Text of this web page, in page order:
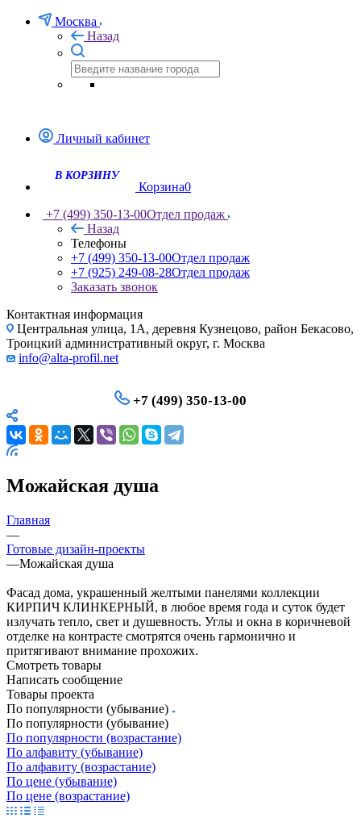
Москва
Назад
Личный кабинет
В КОРЗИНУ
Корзина0
+7 (499) 350-13-00Отдел продаж
Назад
Телефоны
+7 (499) 350-13-00Отдел продаж
+7 (925) 249-08-28Отдел продаж
Заказать звонок
Контактная информация
Центральная улица, 1А, деревня Кузнецово, район Бекасово,
Троицкий административный округ, г. Москва
info@alta-profil.net
+7 (499) 350-13-00
Можайская душа
Главная
—
Готовые дизайн-проекты
—Можайская душа
Фасад дома, украшенный желтыми панелями коллекции
КИРПИЧ КЛИНКЕРНЫЙ, в любое время года и суток будет
излучать тепло, свет и душевность. Углы и окна в коричневой
отделке на контрасте смотрятся очень гармонично и
притягивают внимание прохожих.
Смотреть товары
Написать сообщение
Товары проекта
По популярности (убывание)
По популярности (убывание)
По популярности (возрастание)
По алфавиту (убывание)
По алфавиту (возрастание)
По цене (убывание)
По цене (возрастание)